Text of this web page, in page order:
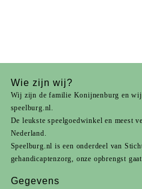
Wie zijn wij?
Wij zijn de familie Konijnenburg en wij
speelburg.nl.
De leukste speelgoedwinkel en meest
Nederland.
Speelburg.nl is een onderdeel van
gehandicaptenzorg, onze opbrengst
Gegevens